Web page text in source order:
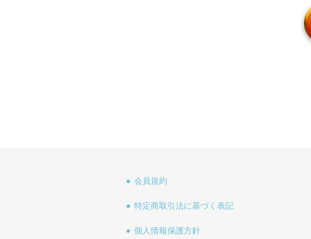
会員規約
特定商取引法に基づく表記
個人情報保護方針